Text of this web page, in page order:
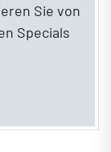
Sie von
Specials